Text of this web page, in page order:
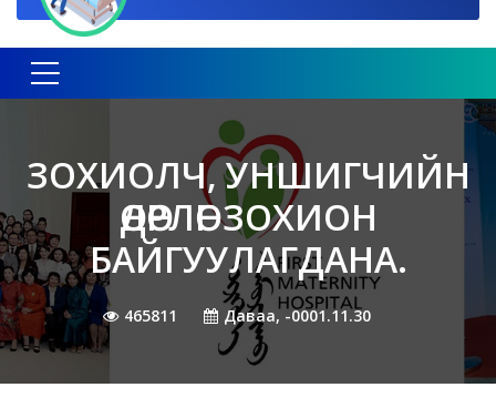
ЗОХИОЛЧ, УНШИГЧИЙН
ӨДӨРЛӨГ ЗОХИОН
БАЙГУУЛАГДАНА.
465811 Даваа, -0001.11.30